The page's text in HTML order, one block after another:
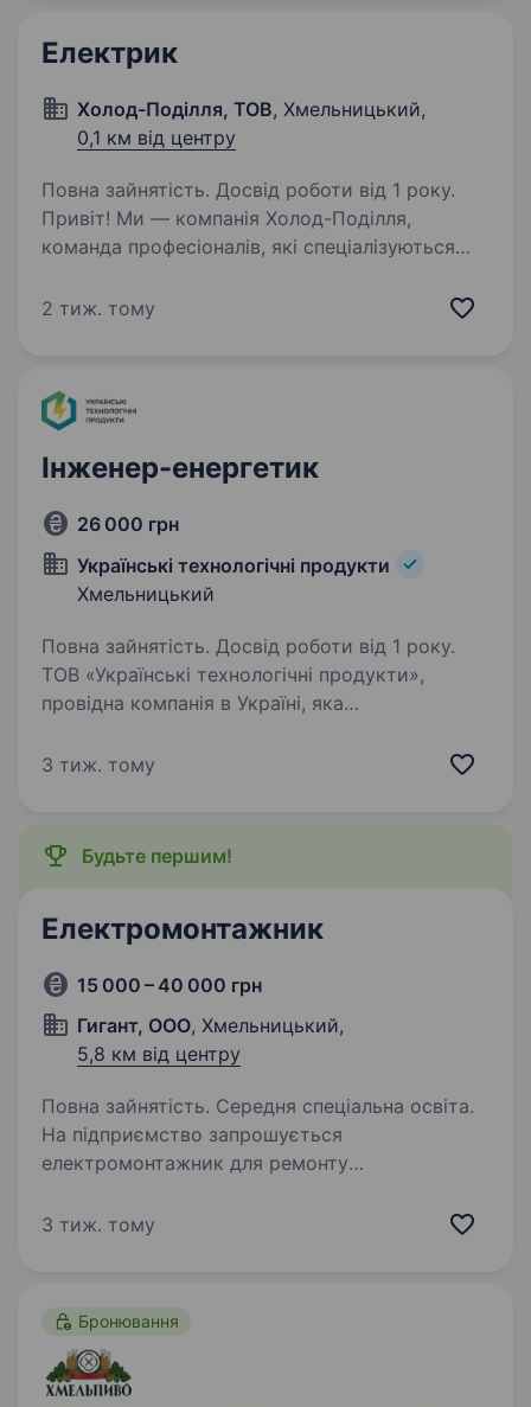
Електрик
Холод-Поділля, ТОВ, Хмельницький,
0,1 км від центру
Повна зайнятість. Досвід роботи від 1 року.
Привіт! Ми — компанія Холод-Поділля,
команда професіоналів, які спеціалізуються
та монтажі промислового холодильного
2 тиж. тому
Інженер-енергетик
26 000 грн
Українські технологічні продукти
Хмельницький
Повна зайнятість. Досвід роботи від 1 року.
ТОВ «Українські технологічні продукти»,
провідна компанія в Україні, яка
автоматизованих систем комерційного і
3 тиж. тому
Будьте першим!
Електромонтажник
15 000 – 40 000 грн
Гигант, ООО, Хмельницький,
5,8 км від центру
Повна зайнятість. Середня спеціальна освіта.
На підприємство запрошується
електромонтажник для ремонту
Виконувати електромонтажні роботи
3 тиж. тому
Бронювання